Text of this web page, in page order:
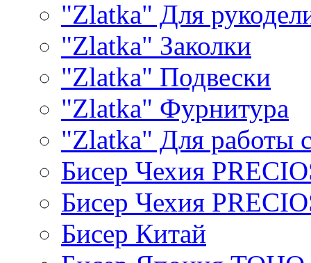
"Zlatka" Для
"Zlatka" Заколки
"Zlatka" Подвески
"Zlatka" Фурнитура
"Zlatka" Для работы
Бисер Чехия
Бисер Чехия
Бисер Китай